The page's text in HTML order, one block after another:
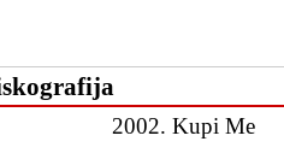
2002. Kupi Me